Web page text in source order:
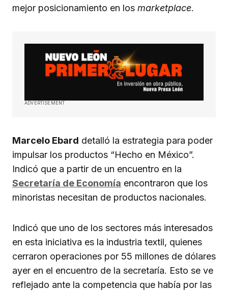
mejor posicionamiento en los marketplace.
ADVERTISEMENT
Marcelo Ebard detalló la estrategia para poder
impulsar los productos “Hecho en México”.
Indicó que a partir de un encuentro en la
Secretaría de Economía encontraron que los
minoristas necesitan de productos nacionales.
Indicó que uno de los sectores más interesados
en esta iniciativa es la industria textil, quienes
cerraron operaciones por 55 millones de dólares
ayer en el encuentro de la secretaría. Esto se ve
reflejado ante la competencia que había por las